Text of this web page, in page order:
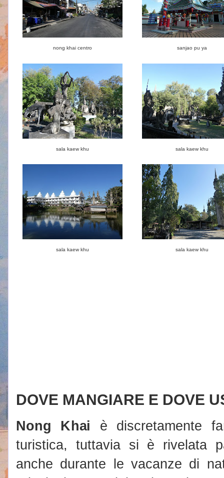
nong khai centro sanjao pu ya
sala kaew khu sala kaew khu
sala kaew khu sala kaew khu
DOVE MANGIARE E DOVE
Nong Khai è discretamente
turistica, tuttavia si è rivelata
anche durante le vacanze di